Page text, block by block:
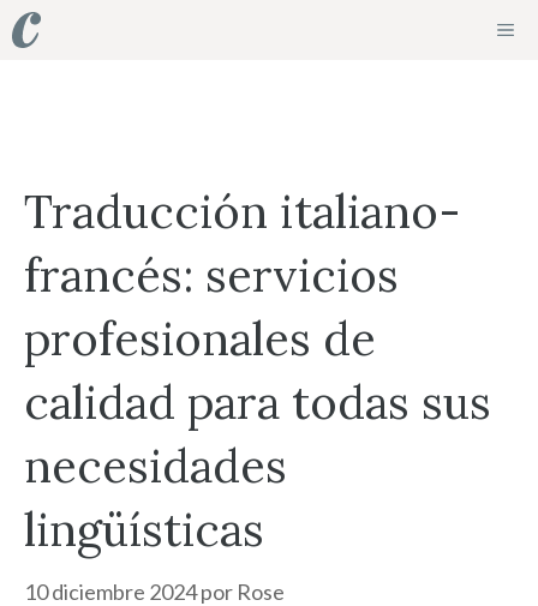
Saltar
al
Traducción italiano-
francés: servicios
profesionales de
calidad para todas sus
necesidades
lingüísticas
10 diciembre 2024por Rose